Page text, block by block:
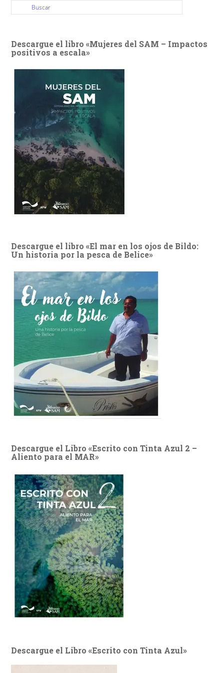
Descargue el libro «Mujeres del SAM – Impactos
positivos a escala»
Descargue el libro «El mar en los ojos de Bildo:
Un historia por la pesca de Belice»
Descargue el Libro «Escrito con Tinta Azul 2 –
Aliento para el MAR»
Descargue el Libro «Escrito con Tinta Azul»